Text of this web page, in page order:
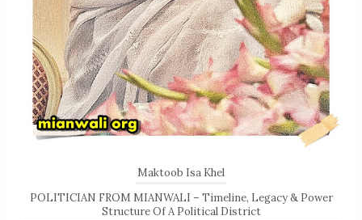
Maktoob Isa Khel
POLITICIAN FROM MIANWALI – Timeline, Legacy & Power
Structure Of A Political District